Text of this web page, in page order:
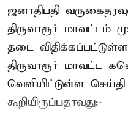
ஜனாதிபதி
திருவாரூர் மாவட்டம்
தடை
திருவாரூர் மாவட்ட
வெளியிட்டுள்ள செய்தி
கூறியிருப்பதாவது:-